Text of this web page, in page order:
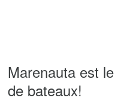
Marenauta est
de bateaux!